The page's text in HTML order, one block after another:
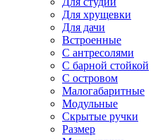
Для хрущевки
Для дачи
Встроенные
С антресолями
С барной стойкой
С островом
Малогабаритные
Модульные
Скрытые ручки
Размер